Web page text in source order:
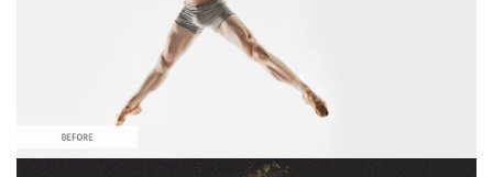
رجاء اختر